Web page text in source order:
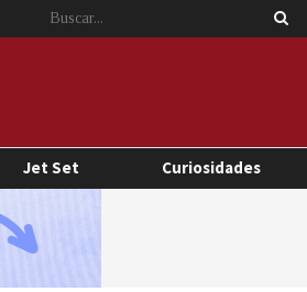
Jet Set Curiosidades